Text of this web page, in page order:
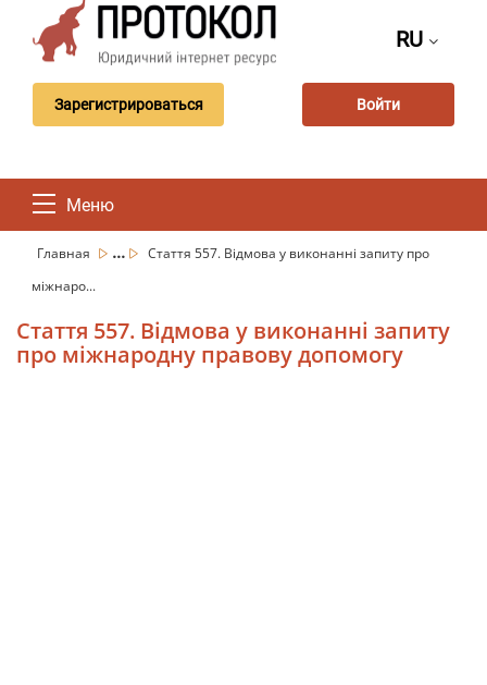
RU
Зарегистрироваться Войти
Меню
Главная ...
Стаття 557. Відмова у виконанні запиту про
міжнаро...
Стаття 557. Відмова у виконанні запиту
про міжнародну правову допомогу